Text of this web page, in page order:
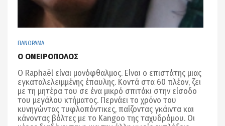
ΠΑΝΟΡΑΜΑ
Ο ΟΝΕΙΡΟΠΟΛΟΣ
Ο Raphaël είναι μονόφθαλμος. Είναι ο επιστάτης μιας
εγκαταλελειμμένης έπαυλης. Κοντά στα 60 πλέον, ζει
με τη μητέρα του σε ένα μικρό σπιτάκι στην είσοδο
του μεγάλου κτήματος. Περνάει το χρόνο του
κυνηγώντας τυφλοπόντικες, παίζοντας γκάιντα και
κάνοντας βόλτες με το Kangoo της ταχυδρόμου. Οι